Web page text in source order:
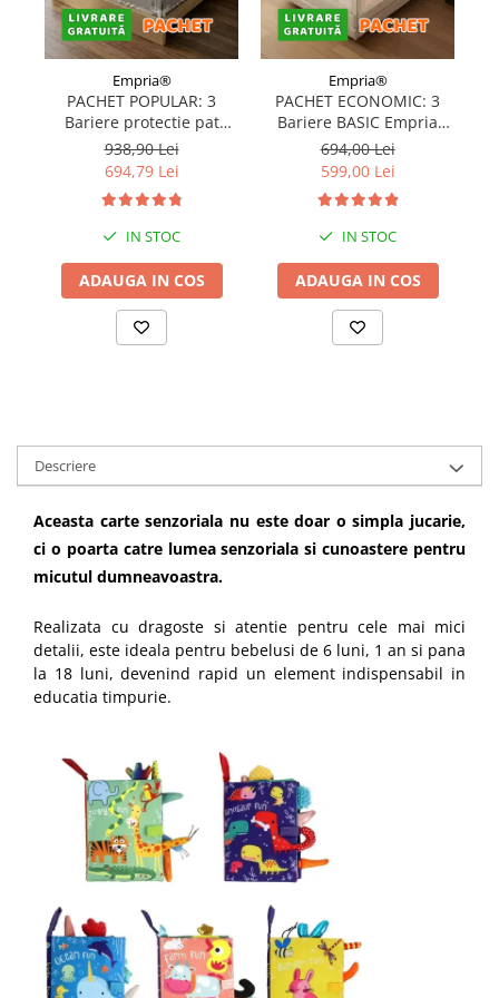
Empria®
PACHET POPULAR: 3
Bariere protectie pat
copii, SELECT, 160x200
cm
938,90 Lei
694,79 Lei
IN STOC
ADAUGA IN COS
Empria®
PACHET ECONOMIC: 3
Bariere BASIC Empria
protectie pat 160X200 cm
+ bara stabilizatoare
694,00 Lei
599,00 Lei
IN STOC
ADAUGA IN COS
Descriere
Aceasta carte senzoriala nu este doar o simpla jucarie,
ci o poarta catre lumea senzoriala si cunoastere pentru
micutul dumneavoastra.
Realizata cu dragoste si atentie pentru cele mai mici
detalii, este ideala pentru bebelusi de 6 luni, 1 an si pana
la 18 luni, devenind rapid un element indispensabil in
educatia timpurie.